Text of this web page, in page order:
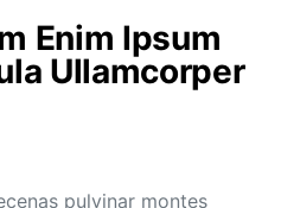
Enim Ipsum
Ullamcorper
pulvinar montes